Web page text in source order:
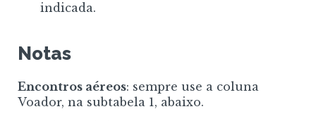
indicada.
Notas
Encontros aéreos: sempre use a coluna
Voador, na subtabela 1, abaixo.